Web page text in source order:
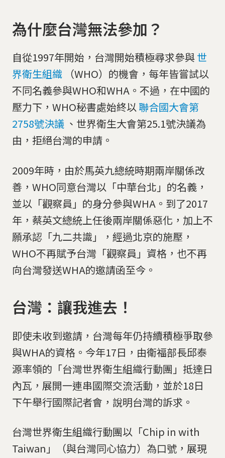
為什麼台灣無法參加？
自從1997年開始，台灣開始積極尋求參與世
界衛生組織
（WHO）的機會，每年皆嘗試以
不同名義參與WHO和WHA。不過，在中國的
壓力下，WHO秘書處始終以聯合國大會第
2758號決議 、世界衛生大會第25.1號決議為
由，拒絕台灣的申請。
2009年時，由於馬英九總統時期兩岸關係改
善，WHO同意台灣以「中華台北」的名義，
並以「觀察員」的身分參與WHA。到了2017
年，蔡英文總統上任後兩岸關係惡化，加上不
願承認「九二共識」，經過北京的施壓，
WHO不再賦予台灣「觀察員」資格，也不再
向台灣發送WHA的邀請函至今。
台灣：讓我進去！
即使未收到邀請，台灣每年仍持續積極爭取參
與WHA的資格。今年17日，由衛福部長邱泰
源率領的「台灣世界衛生組織行動團」抵達日
內瓦，展開一連串國際交流活動，並於18日
下午舉行國際記者會，說明台灣的訴求。
台灣世界衛生組織行動團以「Chip in with
Taiwan」（與台灣同心協力）為口號，展現